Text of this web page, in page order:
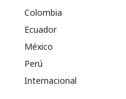
Colombia
Ecuador
México
Perú
Internacional